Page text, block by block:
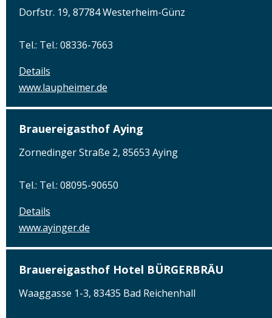
Dorfstr. 19, 87784 Westerheim-Günz
Tel.: Tel.: 08336-7663
Details
www.laupheimer.de
Brauereigasthof Aying
Zornedinger Straße 2, 85653 Aying
Tel.: Tel.: 08095-90650
Details
www.ayinger.de
Brauereigasthof Hotel BÜRGERBRÄU
Waaggasse 1-3, 83435 Bad Reichenhall